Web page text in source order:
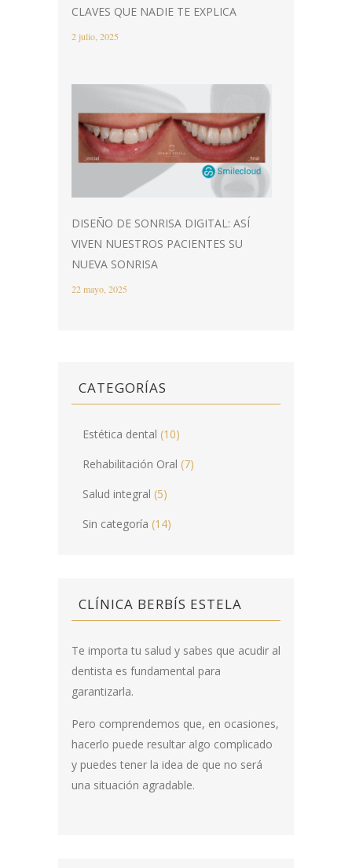
CLAVES QUE NADIE TE EXPLICA
2 julio, 2025
DISEÑO DE SONRISA DIGITAL: ASÍ
VIVEN NUESTROS PACIENTES SU
NUEVA SONRISA
22 mayo, 2025
CATEGORÍAS
Estética dental (10)
Rehabilitación Oral (7)
Salud integral (5)
Sin categoría (14)
CLÍNICA BERBÍS ESTELA
Te importa tu salud y sabes que acudir al
dentista es fundamental para
garantizarla.
Pero comprendemos que, en ocasiones,
hacerlo puede resultar algo complicado
y puedes tener la idea de que no será
una situación agradable.